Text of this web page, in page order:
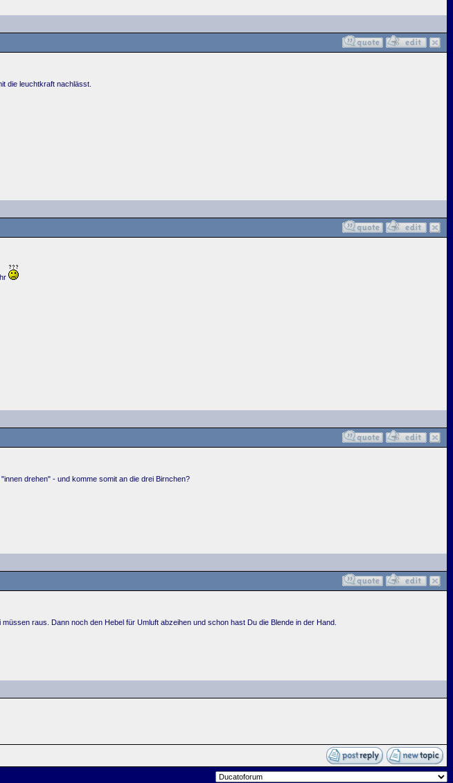
die leuchtkraft nachlässt.
drehen" - und komme somit an die drei Birnchen?
raus. Dann noch den Hebel für Umluft abzeihen und schon hast Du die Blende in der Hand.